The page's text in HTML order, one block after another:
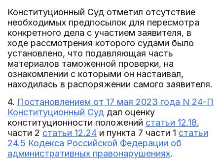
Конституционный Суд отметил отсутствие
необходимых предпосылок для пересмотра
конкретного дела с участием заявителя, в
ходе рассмотрения которого судами было
установлено, что подавляющая часть
материалов таможенной проверки, на
ознакомлении с которыми он настаивал,
находилась в распоряжении самого заявителя.
4. Постановлением от 17 мая 2023 года N 24-П
Конституционный Суд дал оценку
конституционности положений статьи 12.18,
части 2 статьи 12.24 и пункта 7 части 1 статьи
24.5 Кодекса Российской Федерации об
административных правонарушениях.